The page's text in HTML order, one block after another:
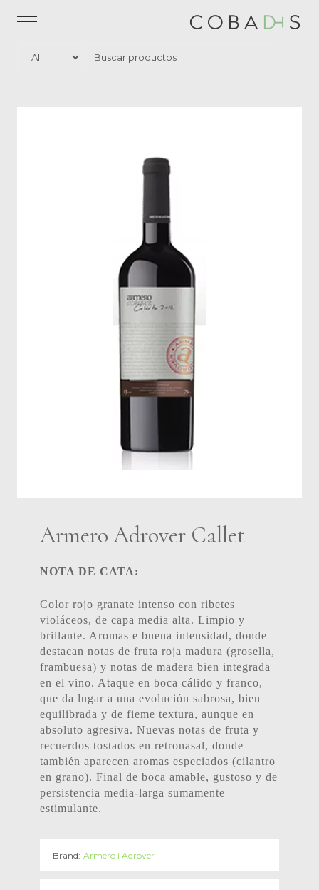
Armero Adrover Callet
NOTA DE CATA:
Color rojo granate intenso con ribetes
violáceos, de capa media alta. Limpio y
brillante. Aromas e buena intensidad, donde
destacan notas de fruta roja madura (grosella,
frambuesa) y notas de madera bien integrada
en el vino. Ataque en boca cálido y franco,
que da lugar a una evolución sabrosa, bien
equilibrada y de fieme textura, aunque en
absoluto agresiva. Nuevas notas de fruta y
recuerdos tostados en retronasal, donde
también aparecen aromas especiados (cilantro
en grano). Final de boca amable, gustoso y de
persistencia media-larga sumamente
estimulante.
Brand: Armero i Adrover